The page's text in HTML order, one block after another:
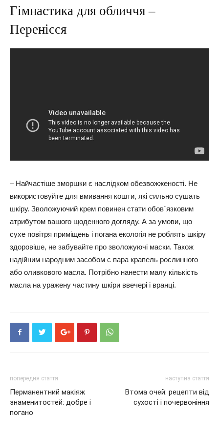
Гімнастика для обличчя –
Перенісся
– Найчастіше зморшки є наслідком обезвожженості. Не
використовуйте для вмивання кошти, які сильно сушать
шкіру. Зволожуючий крем повинен стати обов`язковим
атрибутом вашого щоденного догляду. А за умови, що
сухе повітря приміщень і погана екологія не роблять шкіру
здоровіше, не забувайте про зволожуючі маски. Також
надійним народним засобом є пара крапель рослинного
або оливкового масла. Потрібно нанести малу кількість
масла на уражену частину шкіри ввечері і вранці.
попередня стаття
Перманентний макіяж
знаменитостей: добре і
погано
наступна стаття
Втома очей: рецепти від
сухості і почервоніння